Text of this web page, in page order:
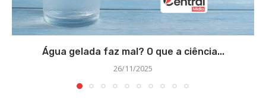
Água gelada faz mal? O que a ciência...
26/11/2025